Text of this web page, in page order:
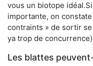
vous un biotope
importante, on
contraints » de sortir
ya trop de
Les blattes